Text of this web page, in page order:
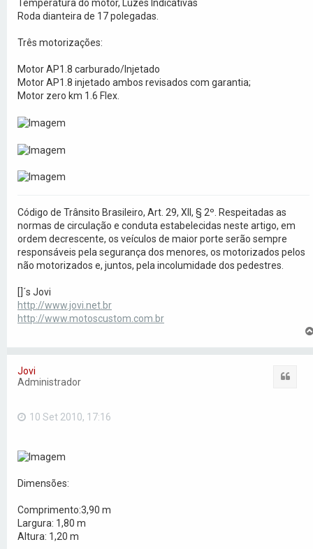
Temperatura do motor, Luzes Indicativas
Roda dianteira de 17 polegadas.
Três motorizações:
Motor AP1.8 carburado/Injetado
Motor AP1.8 injetado ambos revisados com garantia;
Motor zero km 1.6 Flex.
Código de Trânsito Brasileiro, Art. 29, XII, § 2º. Respeitadas as
normas de circulação e conduta estabelecidas neste artigo, em
ordem decrescente, os veículos de maior porte serão sempre
responsáveis pela segurança dos menores, os motorizados pelos
não motorizados e, juntos, pela incolumidade dos pedestres.
[]´s Jovi
http://www.jovi.net.br
http://www.motoscustom.com.br
Jovi
Administrador
10 Set 2010, 17:16
Dimensões:
Comprimento:3,90 m
Largura: 1,80 m
Altura: 1,20 m